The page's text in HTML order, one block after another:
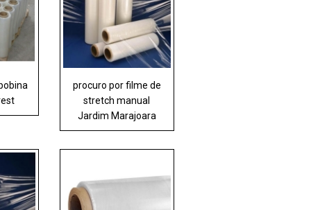
procuro por filme de
stretch manual
Jardim Marajoara